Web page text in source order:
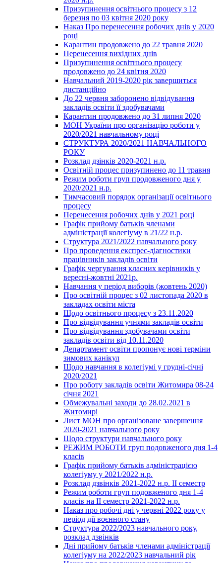
Призупинення освітнього процесу з 12
березня по 03 квітня 2020 року
Наказ Про перенесення робочих днів у 2020
році
Карантин продовжено до 22 травня 2020
Перенесення вихідних днів
Призупинення освітнього процесу
продовжено до 24 квітня 2020
Навчальний 2019-2020 рік завершиться
дистанційно
До 22 червня заборонено відвідування
закладів освіти її здобувачами
Карантин продовжено до 31 липня 2020
МОН України про організацію роботи у
2020/2021 навчальному році
СТРУКТУРА 2020/2021 НАВЧАЛЬНОГО
РОКУ
Розклад дзінків 2020-2021 н.р.
Освітній процес призупинено до 11 травня
Режим роботи груп продовженого дня у
2020/2021 н.р.
Тимчасовий порядок організації освітнього
процесу
Перенесення робочих днів у 2021 році
Графік прийому батьків членами
адміністрації колегіуму в 21/22 н.р.
Структура 2021/2022 навчального року
Про проведення експрес-діагностики
працівників закладів освіти
Графік чергування класних керівників у
вересні-жовтні 2021р.
Навчання у період виборів (жовтень 2020)
Про освітній процес з 02 листопада 2020 в
закладах освіти міста
Щодо освітнього процесу з 23.11.2020
Про відвідування учнями закладів освіти
Про відвідування здобувачами освіти
закладів освіти від 10.11.2020
Департамент освіти пропонує нові терміни
зимових канікул
Щодо навчання в колегіумі у грудні-січні
2020/2021
Про роботу закладів освіти Житомира 08-24
січня 2021
Обмежувальні заходи до 28.02.2021 в
Житомирі
Лист МОН про організоване завершення
2020-2021 навчального року
Щодо структури навчального року
РЕЖИМ РОБОТИ груп подовженого дня 1-4
класів
Графік прийому батьків адміністрацією
колегіуму у 2021/2022 н.р.
Розклад дзвінків 2021-2022 н.р. ІІ семестр
Режим роботи груп подовженого дня 1-4
класів на ІІ семестр 2021-2022 н.р.
Наказ про робочі дні у червні 2022 року у
період дії воєнного стану
Структура 2022/2023 навчального року,
розклад дзвінків
Дні прийому батьків членами адміністрації
колегіуму на 2022/2023 навчальний рік